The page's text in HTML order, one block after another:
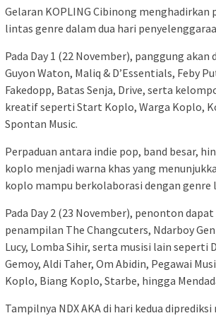
Gelaran KOPLING Cibinong menghadirkan
lintas genre dalam dua hari
Pada Day 1 (22 November), panggung
Guyon Waton, Maliq & D’Essentials, Feby
Fakedopp, Batas Senja, Drive, serta
kreatif seperti Start Koplo, Warga Koplo,
Spontan Music.
Perpaduan antara indie pop, band besar,
koplo menjadi warna khas yang
koplo mampu berkolaborasi dengan genre
Pada Day 2 (23 November), penonton
penampilan The Changcuters, Ndarboy
Lucy, Lomba Sihir, serta musisi lain seperti
Gemoy, Aldi Taher, Om Abidin, Pegawai
Koplo, Biang Koplo, Starbe, hingga
Tampilnya NDX AKA di hari kedua